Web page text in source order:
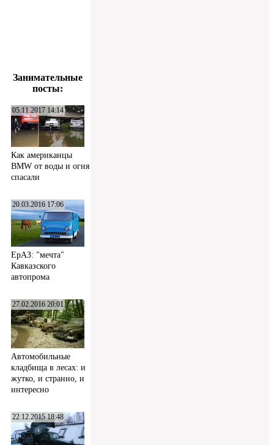
Занимательные
посты:
05.11.2017 14:14
Как американцы
BMW от воды и огня
спасали
20.03.2016 17:06
ЕрАЗ: "мечта"
Кавказского
автопрома
27.02.2016 20:01
Автомобильные
кладбища в лесах: и
жутко, и странно, и
интересно
22.12.2015 18:48